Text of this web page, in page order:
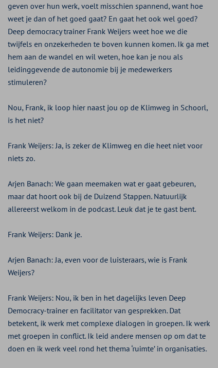
geven over hun werk, voelt misschien spannend, want hoe
weet je dan of het goed gaat? En gaat het ook wel goed?
Deep democracy trainer Frank Weijers weet hoe we die
twijfels en onzekerheden te boven kunnen komen. Ik ga met
hem aan de wandel en wil weten, hoe kan je nou als
leidinggevende de autonomie bij je medewerkers
stimuleren?
Nou, Frank, ik loop hier naast jou op de Klimweg in Schoorl,
is het niet?
Frank Weijers: Ja, is zeker de Klimweg en die heet niet voor
niets zo.
Arjen Banach: We gaan meemaken wat er gaat gebeuren,
maar dat hoort ook bij de Duizend Stappen. Natuurlijk
allereerst welkom in de podcast. Leuk dat je te gast bent.
Frank Weijers: Dank je.
Arjen Banach: Ja, even voor de luisteraars, wie is Frank
Weijers?
Frank Weijers: Nou, ik ben in het dagelijks leven Deep
Democracy-trainer en facilitator van gesprekken. Dat
betekent, ik werk met complexe dialogen in groepen. Ik werk
met groepen in conflict. Ik leid andere mensen op om dat te
doen en ik werk veel rond het thema ‘ruimte’ in organisaties.